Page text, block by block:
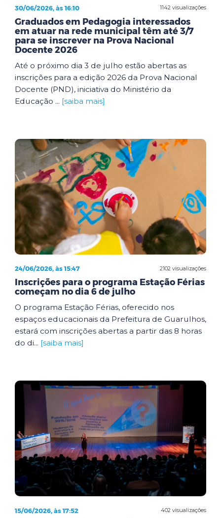
1142 visualizações
30/06/2026, às 16:10
Graduados em Pedagogia interessados
em atuar na rede municipal têm até 3/7
para se inscrever na Prova Nacional
Docente 2026
Até o próximo dia 3 de julho estão abertas as
inscrições para a edição 2026 da Prova Nacional
Docente (PND), iniciativa do Ministério da
Educação ... [saiba mais]
2102 visualizações
24/06/2026, às 15:47
Inscrições para o programa Estação Férias
começam no dia 6 de julho
O programa Estação Férias, oferecido nos
espaços educacionais da Prefeitura de Guarulhos,
estará com inscrições abertas a partir das 8 horas
do di... [saiba mais]
402 visualizações
15/06/2026, às 17:52